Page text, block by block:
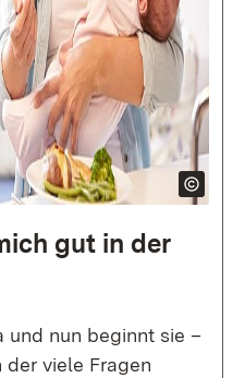
gut in der
und nun beginnt sie –
der viele Fragen